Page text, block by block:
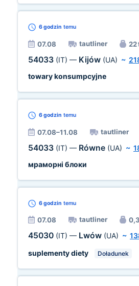
6 godzin temu
07.08 tautliner 22
54033 (IT) — Kijów (UA) ~
towary konsumpcyjne
6 godzin temu
07.08–11.08 tautliner
54033 (IT) — Równe (UA) ~
мраморні блоки
6 godzin temu
07.08 tautliner
45030 (IT) — Lwów (UA) ~
suplementy diety
Doładunek